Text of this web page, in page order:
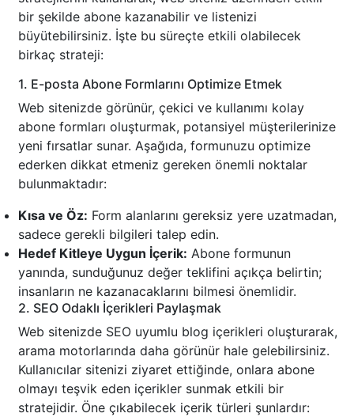
bir şekilde abone kazanabilir ve listenizi
büyütebilirsiniz. İşte bu süreçte etkili olabilecek
birkaç strateji:
1. E-posta Abone Formlarını Optimize Etmek
Web sitenizde görünür, çekici ve kullanımı kolay
abone formları oluşturmak, potansiyel müşterilerinize
yeni fırsatlar sunar. Aşağıda, formunuzu optimize
ederken dikkat etmeniz gereken önemli noktalar
bulunmaktadır:
Kısa ve Öz: Form alanlarını gereksiz yere uzatmadan,
sadece gerekli bilgileri talep edin.
Hedef Kitleye Uygun İçerik: Abone formunun
yanında, sunduğunuz değer teklifini açıkça belirtin;
insanların ne kazanacaklarını bilmesi önemlidir.
2. SEO Odaklı İçerikleri Paylaşmak
Web sitenizde SEO uyumlu blog içerikleri oluşturarak,
arama motorlarında daha görünür hale gelebilirsiniz.
Kullanıcılar sitenizi ziyaret ettiğinde, onlara abone
olmayı teşvik eden içerikler sunmak etkili bir
stratejidir. Öne çıkabilecek içerik türleri şunlardır: